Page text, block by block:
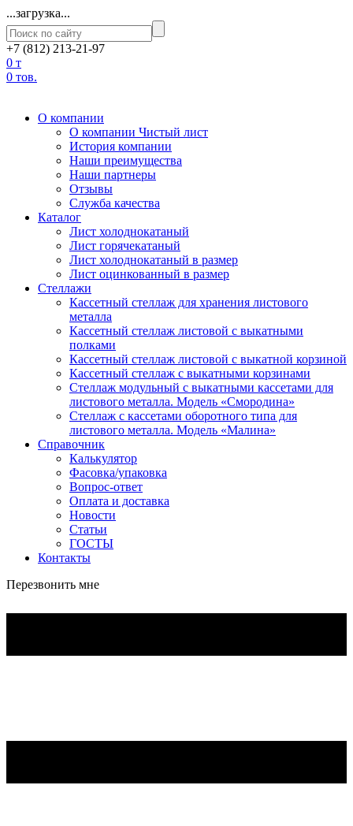
...загрузка...
+7 (812) 213-21-97
0 т
0 тов.
О компании
О компании Чистый лист
История компании
Наши преимущества
Наши партнеры
Отзывы
Служба качества
Каталог
Лист холоднокатаный
Лист горячекатаный
Лист холоднокатаный в размер
Лист оцинкованный в размер
Стеллажи
Кассетный стеллаж для хранения листового
металла
Кассетный стеллаж листовой с выкатными
полками
Кассетный стеллаж листовой с выкатной корзиной
Кассетный стеллаж с выкатными корзинами
Стеллаж модульный с выкатными кассетами для
листового металла. Модель «Смородина»
Стеллаж с кассетами оборотного типа для
листового металла. Модель «Малина»
Справочник
Калькулятор
Фасовка/упаковка
Вопрос-ответ
Оплата и доставка
Новости
Статьи
ГОСТЫ
Контакты
Перезвонить мне